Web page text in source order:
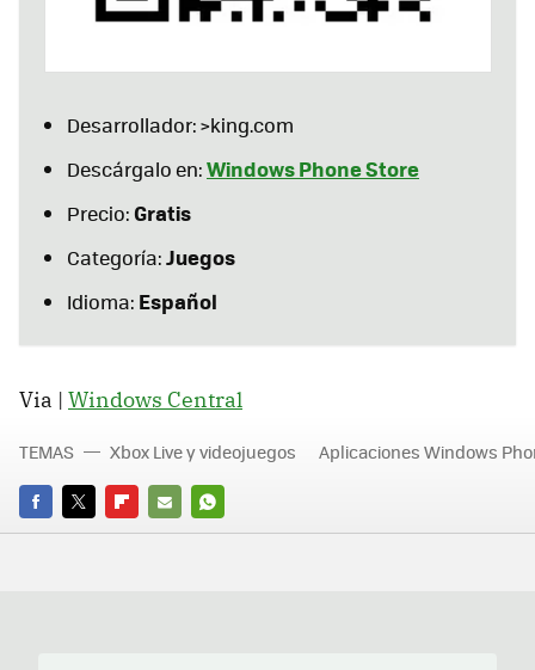
Desarrollador: >king.com
Descárgalo en:Windows Phone Store
Precio:Gratis
Categoría:Juegos
Idioma: Español
Via | Windows Central
FACEBOOK
TWITTERFLIPBOARD
E-
WHATSAPP
TEMAS Xbox Live y videojuegos Aplicaciones Windows